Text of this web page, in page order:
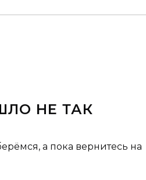
НЕ ТАК
а пока вернитесь на